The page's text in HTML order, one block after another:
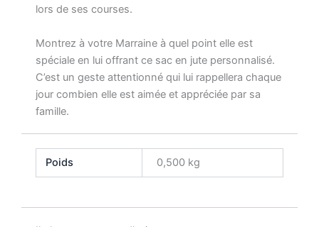
lors de ses courses.
Montrez à votre Marraine à quel point elle est
spéciale en lui offrant ce sac en jute personnalisé.
C’est un geste attentionné qui lui rappellera chaque
jour combien elle est aimée et appréciée par sa
famille.
Poids 0,500 kg